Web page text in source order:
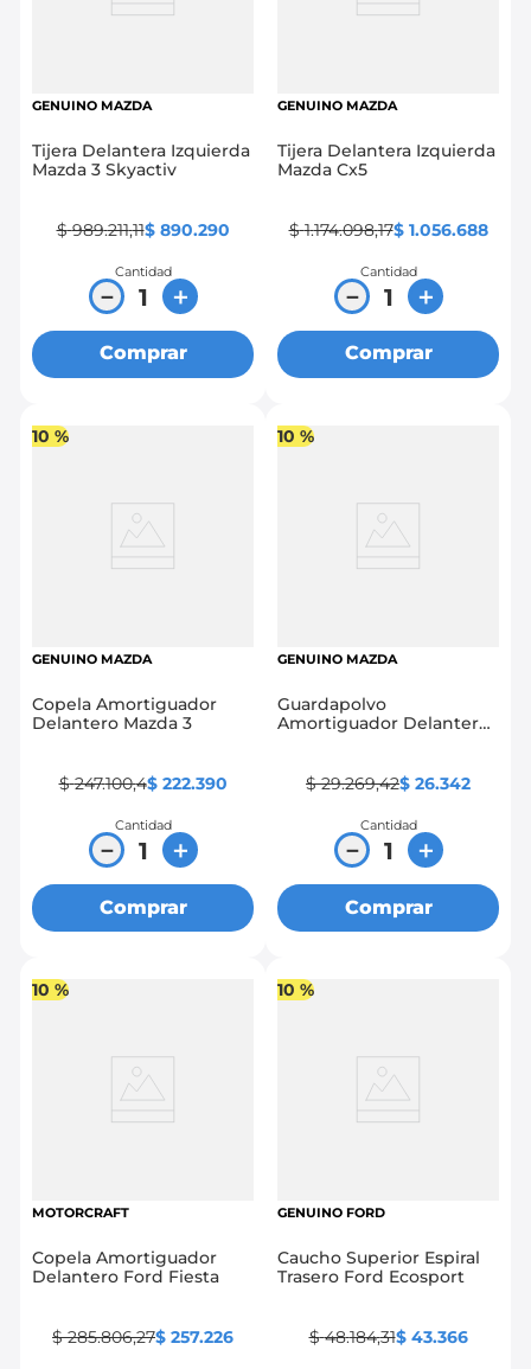
GENUINO MAZDA
Tijera Delantera Izquierda
Mazda 3 Skyactiv
$ 989.211,11$ 890.290
Cantidad
＋
－
Comprar
GENUINO MAZDA
Tijera Delantera Izquierda
Mazda Cx5
$ 1.174.098,17$ 1.056.688
Cantidad
＋
－
Comprar
10 %
GENUINO MAZDA
Copela Amortiguador
Delantero Mazda 3
$ 247.100,4$ 222.390
Cantidad
＋
－
Comprar
10 %
GENUINO MAZDA
Guardapolvo
Amortiguador Delantero
$ 29.269,42$ 26.342
Cantidad
＋
－
Comprar
10 %
MOTORCRAFT
Copela Amortiguador
Delantero Ford Fiesta
$ 285.806,27$ 257.226
10 %
GENUINO FORD
Caucho Superior Espiral
Trasero Ford Ecosport
$ 48.184,31$ 43.366